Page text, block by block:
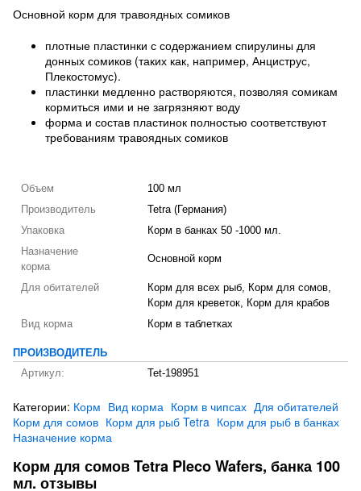
Основной корм для травоядных сомиков
плотные пластинки с содержанием спирулины для
донных сомиков (таких как, например, Анциструс,
Плекостомус).
пластинки медленно растворяются, позволяя сомикам
кормиться ими и не загрязняют воду
форма и состав пластинок полностью соответствуют
требованиям травоядных сомиков
Объем
100 мл
Производитель
Tetra (Германия)
Упаковка
Корм в банках 50 -1000 мл.
Назначение
корма
Основной корм
Для обитателей
Корм для всех рыб, Корм для сомов,
Корм для креветок, Корм для крабов
Вид корма
Корм в таблетках
ПРОИЗВОДИТЕЛЬ
Артикул:
Tet-198951
Категории: Корм Вид корма Корм в чипсах Для обитателей
Корм для сомов Корм для рыб Tetra Корм для рыб в банках
Назначение корма
Корм для сомов Tetra Pleco Wafers, банка 100
мл. отзывы